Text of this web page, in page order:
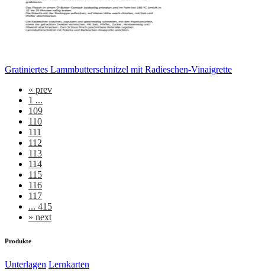
Gratiniertes Lammbutterschnitzel mit Radieschen-Vinaigrette
« prev
1 ...
109
110
111
112
113
114
115
116
117
... 415
» next
Produkte
Unterlagen Lernkarten